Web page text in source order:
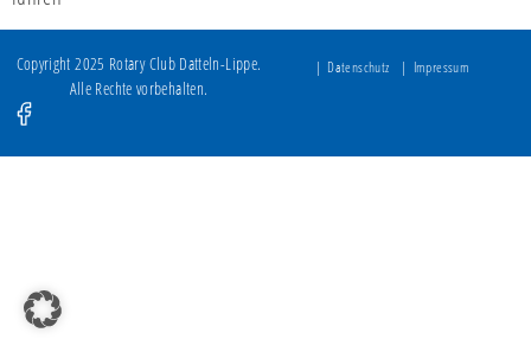
Copyright 2025 Rotary Club Datteln-Lippe.
Alle Rechte vorbehalten.
Datenschutz Impressum